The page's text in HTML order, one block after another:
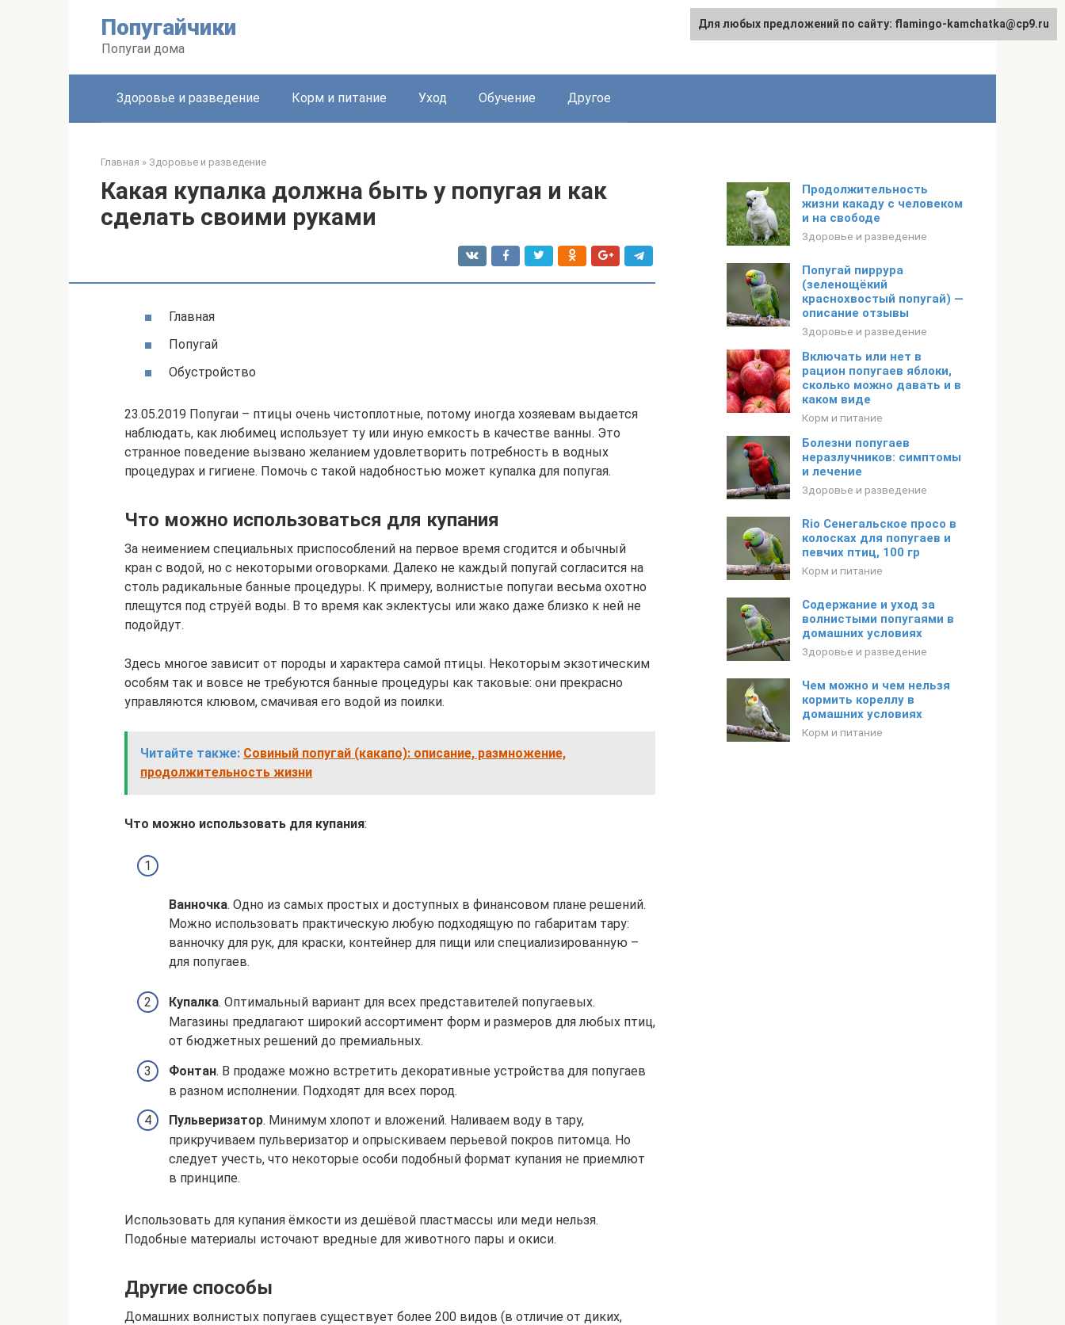
Попугайчики
Попугаи дома
Здоровье и разведение Корм и питание Уход Обучение Другое
Главная » Здоровье и разведение
Какая купалка должна быть у попугая и как
сделать своими руками
Главная
Попугай
Обустройство
23.05.2019 Попугаи – птицы очень чистоплотные, потому иногда хозяевам выдается
наблюдать, как любимец использует ту или иную емкость в качестве ванны. Это
странное поведение вызвано желанием удовлетворить потребность в водных
процедурах и гигиене. Помочь с такой надобностью может купалка для попугая.
Что можно использоваться для купания
За неимением специальных приспособлений на первое время сгодится и обычный
кран с водой, но с некоторыми оговорками. Далеко не каждый попугай согласится на
столь радикальные банные процедуры. К примеру, волнистые попугаи весьма охотно
плещутся под струёй воды. В то время как эклектусы или жако даже близко к ней не
подойдут.
Здесь многое зависит от породы и характера самой птицы. Некоторым экзотическим
особям так и вовсе не требуются банные процедуры как таковые: они прекрасно
управляются клювом, смачивая его водой из поилки.
Читайте также: Совиный попугай (какапо): описание, размножение,
продолжительность жизни
Что можно использовать для купания:
Ванночка. Одно из самых простых и доступных в финансовом плане решений.
Можно использовать практическую любую подходящую по габаритам тару:
ванночку для рук, для краски, контейнер для пищи или специализированную –
для попугаев.
Купалка. Оптимальный вариант для всех представителей попугаевых.
Магазины предлагают широкий ассортимент форм и размеров для любых птиц,
от бюджетных решений до премиальных.
Фонтан. В продаже можно встретить декоративные устройства для попугаев
в разном исполнении. Подходят для всех пород.
Пульверизатор. Минимум хлопот и вложений. Наливаем воду в тару,
прикручиваем пульверизатор и опрыскиваем перьевой покров питомца. Но
следует учесть, что некоторые особи подобный формат купания не приемлют
в принципе.
Использовать для купания ёмкости из дешёвой пластмассы или меди нельзя.
Подобные материалы источают вредные для животного пары и окиси.
Другие способы
Домашних волнистых попугаев существует более 200 видов (в отличие от диких,
Продолжительность
жизни какаду с человеком
и на свободе
Здоровье и разведение
Попугай пиррура
(зеленощёкий
краснохвостый попугай) —
описание отзывы
Здоровье и разведение
Включать или нет в
рацион попугаев яблоки,
сколько можно давать и в
каком виде
Корм и питание
Болезни попугаев
неразлучников: симптомы
и лечение
Здоровье и разведение
Rio Сенегальское просо в
колосках для попугаев и
певчих птиц, 100 гр
Корм и питание
Содержание и уход за
волнистыми попугаями в
домашних условиях
Здоровье и разведение
Чем можно и чем нельзя
кормить кореллу в
домашних условиях
Корм и питание
Для любых предложений по сайту: flamingo-kamchatka@cp9.ru